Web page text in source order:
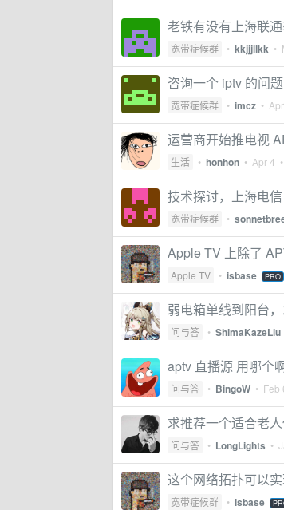
老铁有没有上海联
宽带症候群 • kkjjjllkk •
咨询一个 iptv 的问题
宽带症候群 • imcz •
运营商开始推电视
生活 • honhon • Apr 4
技术探讨，上海电
宽带症候群 •
Apple TV 上除了
Apple TV • isbase PRO
弱电箱单线到阳台
问与答 • ShimaKazeLiu
aptv 直播源 用哪个
问与答 • BingoW • Feb
求推荐一个适合老
问与答 • LongLights •
这个网络拓扑可以实
宽带症候群 • isbase